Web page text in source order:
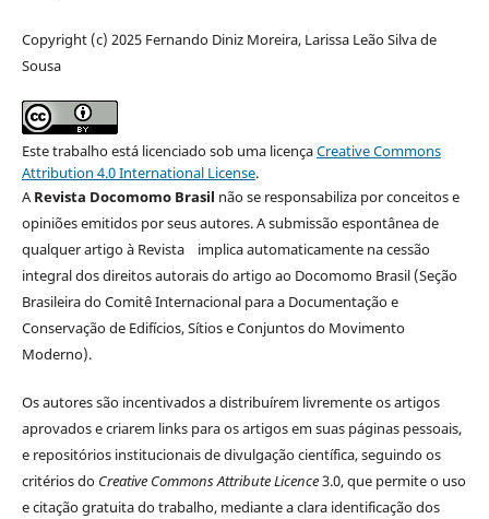
Copyright (c) 2025 Fernando Diniz Moreira, Larissa Leão Silva de
Sousa
Este trabalho está licenciado sob uma licençaCreative Commons
Attribution 4.0 International License.
ARevista Docomomo Brasil não se responsabiliza por conceitos e
opiniões emitidos por seus autores. A submissão espontânea de
qualquer artigo à Revista implica automaticamente na cessão
integral dos direitos autorais do artigo ao Docomomo Brasil (Seção
Brasileira do Comitê Internacional para a Documentação e
Conservação de Edifícios, Sítios e Conjuntos do Movimento
Moderno).
Os autores são incentivados a distribuírem livremente os artigos
aprovados e criarem links para os artigos em suas páginas pessoais,
e repositórios institucionais de divulgação científica, seguindo os
critérios do Creative Commons Attribute Licence3.0, que permite o uso
e citação gratuita do trabalho, mediante a clara identificação dos